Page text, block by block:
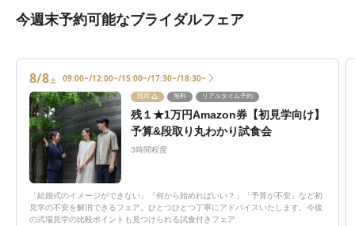
今週末予約可能なブライダルフェア
8/8土 09:00~/12:00~/15:00~/17:30~/18:30~
残席 無料 リアルタイム予約
残１★1万円Amazon券【初見学向け】
予算&段取り丸わかり試食会
3時間程度
「結婚式のイメージができない」「何から始めればいい？」「予算が不安」など初
見学の不安を解消できるフェア。ひとつひとつ丁寧にアドバイスいたします。今後
の式場見学の比較ポイントも見つけられる試食付きフェア